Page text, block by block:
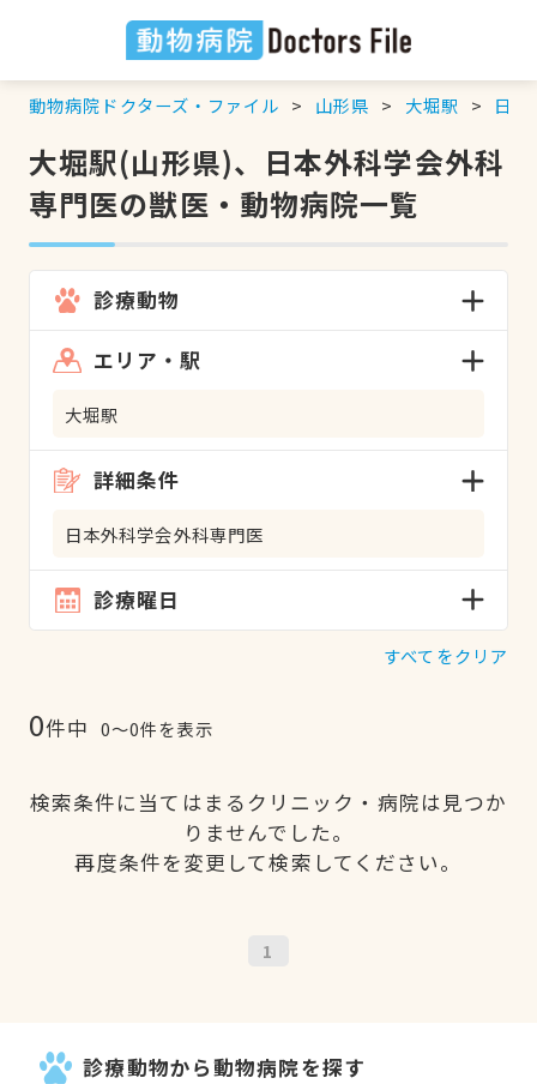
動物病院ドクターズ・ファイル 山形県 大堀駅 日本
大堀駅(山形県)、日本外科学会外科
専門医の獣医・動物病院一覧
診療動物
エリア・駅
大堀駅
詳細条件
日本外科学会外科専門医
診療曜日
すべてをクリア
0件中 0〜0件を表示
検索条件に当てはまるクリニック・病院は見つか
りませんでした。
再度条件を変更して検索してください。
1
診療動物から動物病院を探す